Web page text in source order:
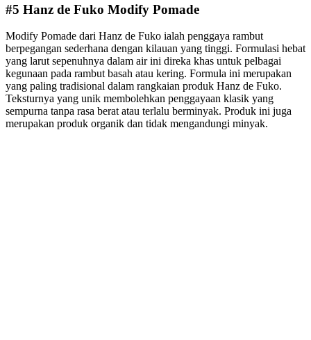
#5 Hanz de Fuko Modify Pomade
Modify Pomade dari Hanz de Fuko ialah penggaya rambut
berpegangan sederhana dengan kilauan yang tinggi. Formulasi hebat
yang larut sepenuhnya dalam air ini direka khas untuk pelbagai
kegunaan pada rambut basah atau kering. Formula ini merupakan
yang paling tradisional dalam rangkaian produk Hanz de Fuko.
Teksturnya yang unik membolehkan penggayaan klasik yang
sempurna tanpa rasa berat atau terlalu berminyak. Produk ini juga
merupakan produk organik dan tidak mengandungi minyak.